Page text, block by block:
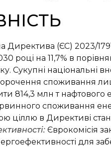
Директива (ЄС) 2023/
році на 11,7% в
Сукупні національні
споживання
814,3 млн т нафтового
споживання
ціллю в Директиві
Єврокомісія
для